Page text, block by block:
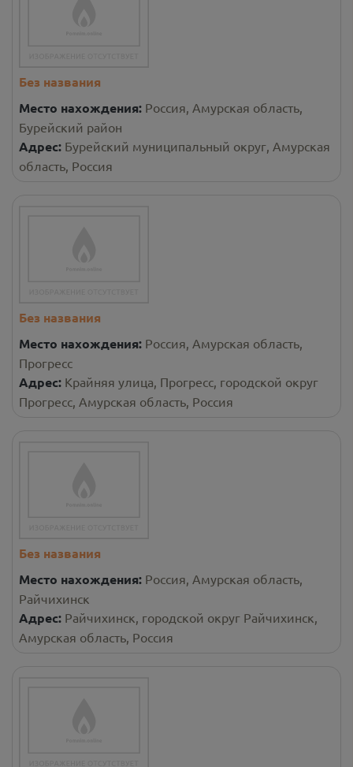
Без названия
Место нахождения: Россия, Амурская область,
Бурейский район
Адрес: Бурейский муниципальный округ, Амурская
область, Россия
Без названия
Место нахождения: Россия, Амурская область,
Прогресс
Адрес: Крайняя улица, Прогресс, городской округ
Прогресс, Амурская область, Россия
Без названия
Место нахождения: Россия, Амурская область,
Райчихинск
Адрес: Райчихинск, городской округ Райчихинск,
Амурская область, Россия